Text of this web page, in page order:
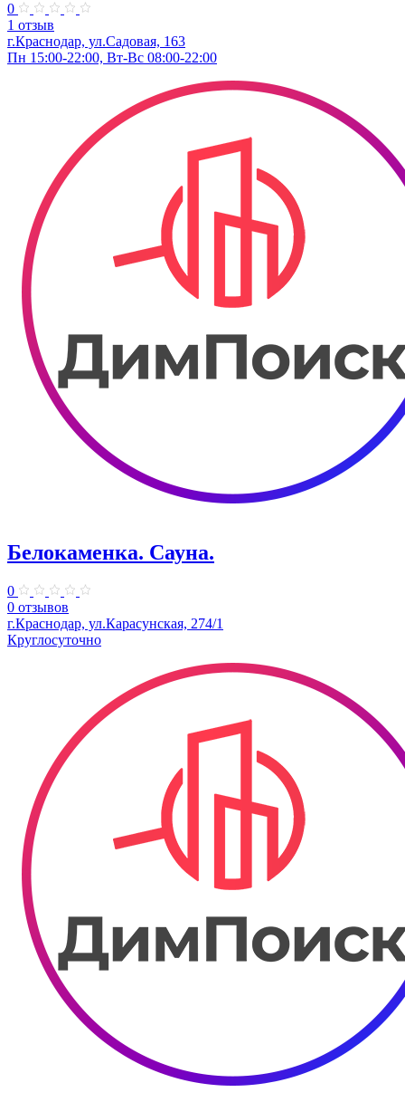
0
1 отзыв
г.Краснодар, ул.Садовая, 163
Пн 15:00-22:00, Вт-Вс 08:00-22:00
Белокаменка. Сауна.
0
0 отзывов
г.Краснодар, ул.Карасунская, 274/1
Круглосуточно